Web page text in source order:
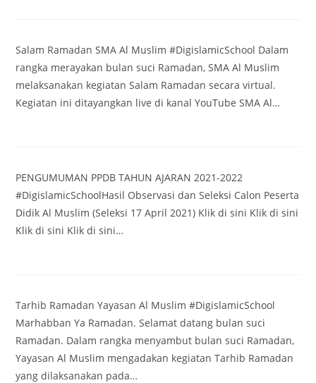
Salam Ramadan SMA Al Muslim #DigislamicSchool Dalam
rangka merayakan bulan suci Ramadan, SMA Al Muslim
melaksanakan kegiatan Salam Ramadan secara virtual.
Kegiatan ini ditayangkan live di kanal YouTube SMA Al…
PENGUMUMAN PPDB TAHUN AJARAN 2021-2022
#DigislamicSchoolHasil Observasi dan Seleksi Calon Peserta
Didik Al Muslim (Seleksi 17 April 2021) Klik di sini Klik di sini
Klik di sini Klik di sini…
Tarhib Ramadan Yayasan Al Muslim #DigislamicSchool
Marhabban Ya Ramadan. Selamat datang bulan suci
Ramadan. Dalam rangka menyambut bulan suci Ramadan,
Yayasan Al Muslim mengadakan kegiatan Tarhib Ramadan
yang dilaksanakan pada…